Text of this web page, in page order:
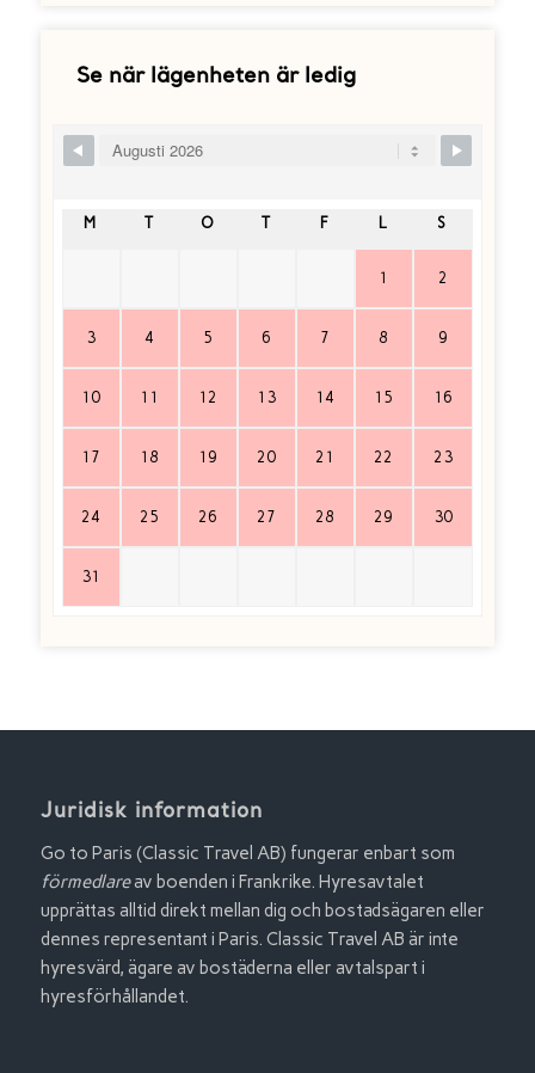
Se när lägenheten är ledig
Skip Booking Form
M T O T F L S
1 2
3 4 5 6 7 8 9
10 11 12 13 14 15 16
17 18 19 20 21 22 23
24 25 26 27 28 29 30
31
Juridisk information
Go to Paris (Classic Travel AB) fungerar enbart som
förmedlareav boenden i Frankrike. Hyresavtalet
upprättas alltid direkt mellan dig och bostadsägaren eller
dennes representant i Paris. Classic Travel AB är inte
hyresvärd, ägare av bostäderna eller avtalspart i
hyresförhållandet.